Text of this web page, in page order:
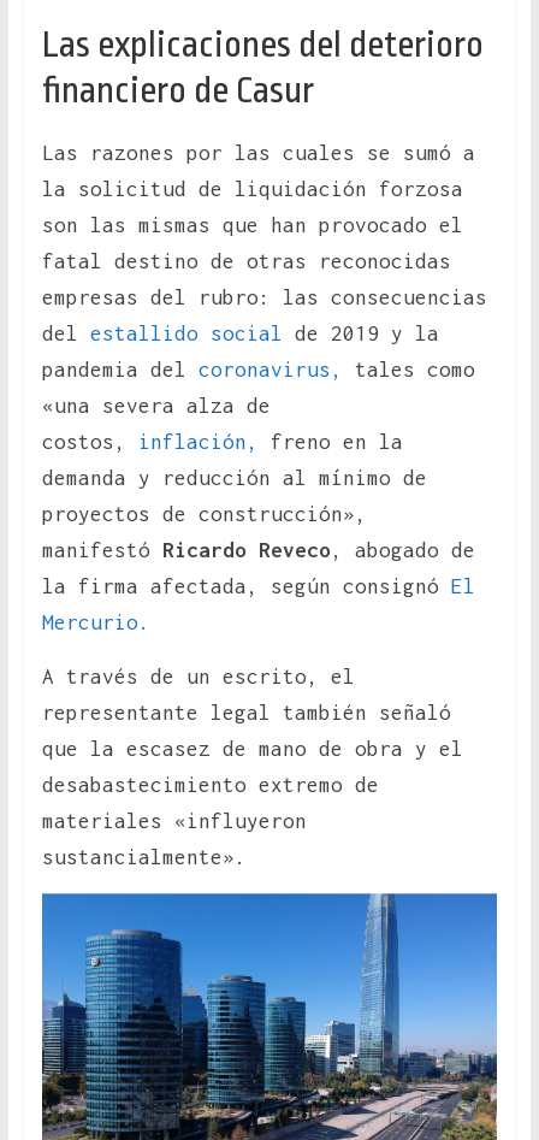
Las explicaciones del deterioro
financiero de Casur
Las razones por las cuales se sumó a
la solicitud de liquidación forzosa
son las mismas que han provocado el
fatal destino de otras reconocidas
empresas del rubro: las consecuencias
del estallido social de 2019 y la
pandemia del coronavirus,
tales como
«una severa alza de
costos,
inflación,
freno en la
demanda y reducción al mínimo de
proyectos de construcción»,
manifestó Ricardo Reveco , abogado de
la firma afectada, según consignó El
Mercurio.
A través de un escrito, el
representante legal también señaló
que la escasez de mano de obra y el
desabastecimiento extremo de
materiales «influyeron
sustancialmente».